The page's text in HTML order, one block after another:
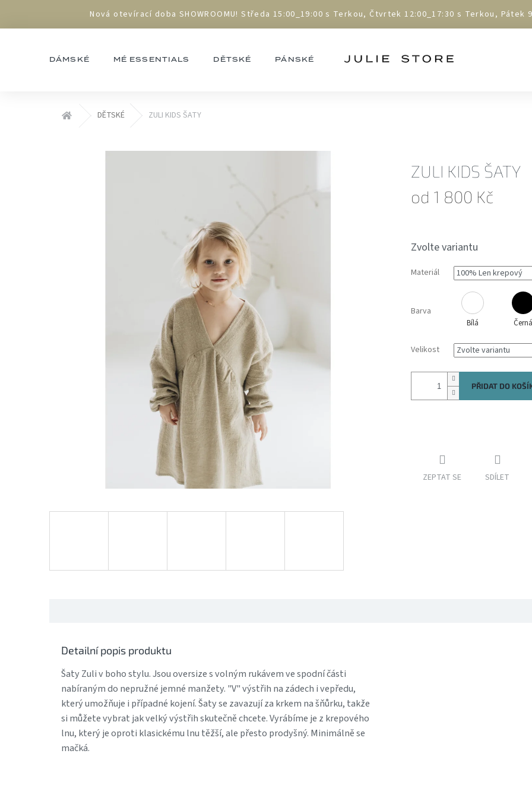
obsah
Nová otevírací doba SHOWROOMU! Středa 15:00_19:00 s Terkou, Čtvrtek 12:00_17:30 s Terkou, Pátek
DÁMSKÉ MÉ ESSENTIALS DĚTSKÉ PÁNSKÉ
Domů DĚTSKÉ ZULI KIDS ŠATY
ZULI KIDS ŠATY
od 1 800 Kč
Zvolte variantu
Materiál
Barva
Bílá Černá
Velikost
PŘIDAT DO
ZEPTAT SE SDÍLET
Detailní popis produktu
Šaty Zuli v boho stylu. Jsou oversize s volným rukávem ve spodní části
nabíraným do nepružné jemné manžety. "V" výstřih na zádech i vepředu,
který umožňuje i případné kojení. Šaty se zavazují za krkem na šňůrku, takže
si můžete vybrat jak velký výstřih skutečně chcete. Vyrábíme je z krepového
lnu, který je oproti klasickému lnu těžší, ale přesto prodyšný. Minimálně se
mačká.